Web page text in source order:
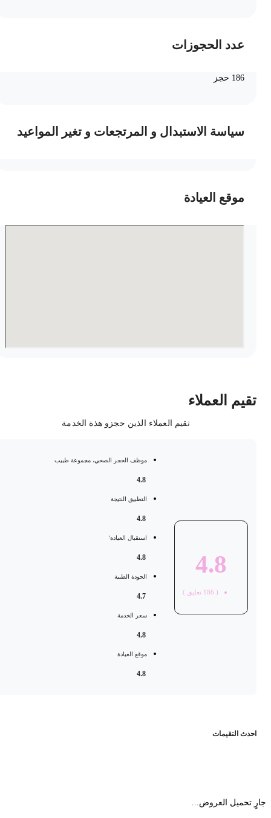
عدد الحجوزات
سياسة الاستبدال و المرتجعات و تغير المواعيد
موقع العيادة
العملاء
تقيم العملاء الذين حجزو هذة الخدمة
4.8
186 تعليق )
موظف الحجر الصحي، مجموعة طبيب
التطبيق النتيجة
استقبال العيادة'
الجودة الطبية
سعر الخدمة
موقع العيادة
التقيمات
تحميل العروض...